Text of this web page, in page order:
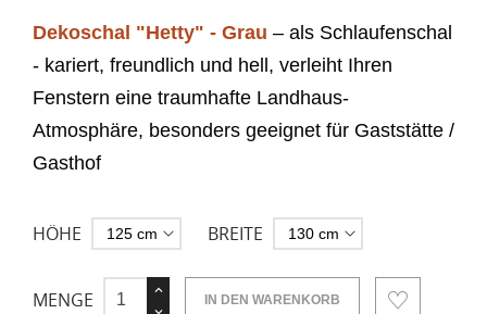
Dekoschal "Hetty" - Grau – als Schlaufenschal
- kariert, freundlich und hell, verleiht Ihren
Fenstern eine traumhafte Landhaus-
Atmosphäre, besonders geeignet für Gaststätte /
Gasthof
HÖHE BREITE
MENGE IN DEN WARENKORB